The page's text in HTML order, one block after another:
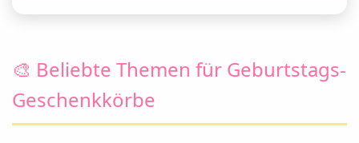
🎨 Beliebte Themen für Geburtstags-
Geschenkkörbe